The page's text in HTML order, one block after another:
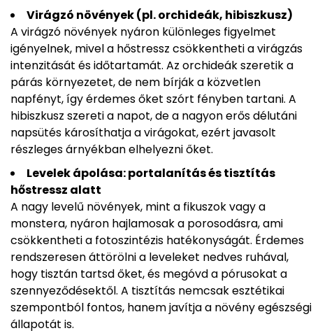
Virágzó növények (pl. orchideák, hibiszkusz)
A virágzó növények nyáron különleges figyelmet
igényelnek, mivel a hőstressz csökkentheti a virágzás
intenzitását és időtartamát. Az orchideák szeretik a
párás környezetet, de nem bírják a közvetlen
napfényt, így érdemes őket szórt fényben tartani. A
hibiszkusz szereti a napot, de a nagyon erős délutáni
napsütés károsíthatja a virágokat, ezért javasolt
részleges árnyékban elhelyezni őket.
Levelek ápolása: portalanítás és tisztítás
hőstressz alatt
A nagy levelű növények, mint a fikuszok vagy a
monstera, nyáron hajlamosak a porosodásra, ami
csökkentheti a fotoszintézis hatékonyságát. Érdemes
rendszeresen áttörölni a leveleket nedves ruhával,
hogy tisztán tartsd őket, és megóvd a pórusokat a
szennyeződésektől. A tisztítás nemcsak esztétikai
szempontból fontos, hanem javítja a növény egészségi
állapotát is.